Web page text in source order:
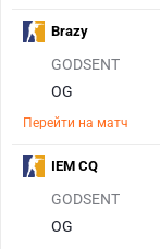
GODSENT
OG
Перейти на матч
Brazy
GODSENT
OG
IEM CQ